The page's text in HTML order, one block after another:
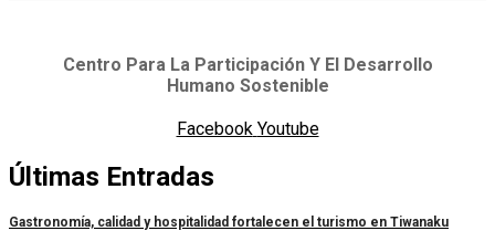
Centro Para La Participación Y El Desarrollo
Humano Sostenible
Facebook Youtube
Últimas Entradas
Gastronomía, calidad y hospitalidad fortalecen el turismo en Tiwanaku